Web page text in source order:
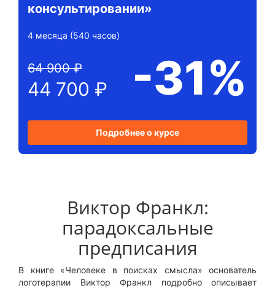
консультировании»
4 месяца (540 часов)
44 700 ₽
64 900 ₽ -31%
Подробнее о курсе
Виктор Франкл:
парадоксальные
предписания
В книге «Человеке в поисках смысла» основатель
логотерапии Виктор Франкл подробно описывает